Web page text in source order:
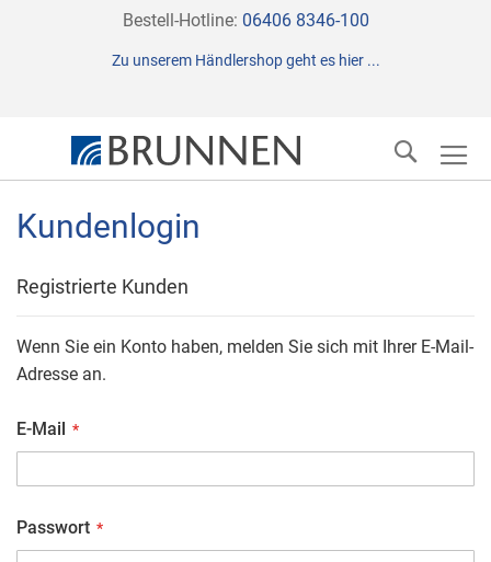
Direkt
Inhalt
Bestell-Hotline: 06406 8346-100
Zu unserem Händlershop geht es hier ...
Suche
Kundenlogin
Registrierte Kunden
Wenn Sie ein Konto haben, melden Sie sich mit Ihrer E-Mail-
Adresse an.
E-Mail
Passwort